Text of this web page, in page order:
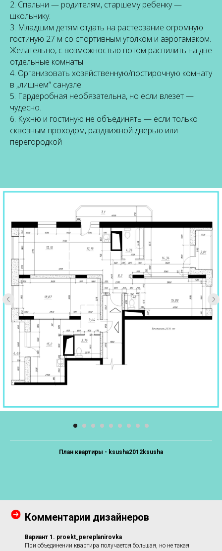
2. Спальни — родителям, старшему ребенку —
школьнику.
3. Младшим детям отдать на растерзание огромную
гостиную 27 м со спортивным уголком и аэрогамаком.
Желательно, с возможностью потом распилить на две
отдельные комнаты.
4. Организовать хозяйственную/постирочную комнату
в „лишнем“ санузле.
5. Гардеробная необязательна, но если влезет —
чудесно.
6. Кухню и гостиную не объединять — если только
сквозным проходом, раздвижной дверью или
перегородкой
План квартиры - ksusha2012ksusha
Комментарии дизайнеров
Вариант 1 . proekt_pereplanirovka
При объединении квартира получается большая, но не такая